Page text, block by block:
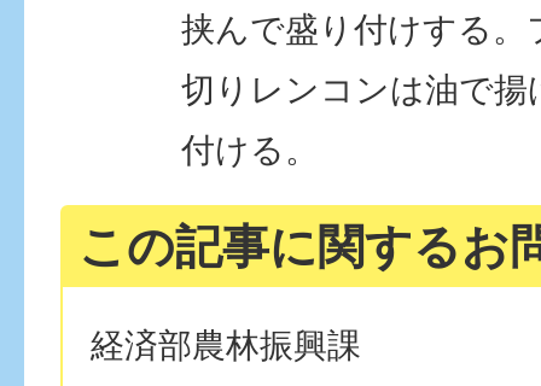
挟んで盛り付けする
切りレンコンは油で揚
付ける。
この記事に関するお
経済部農林振興課